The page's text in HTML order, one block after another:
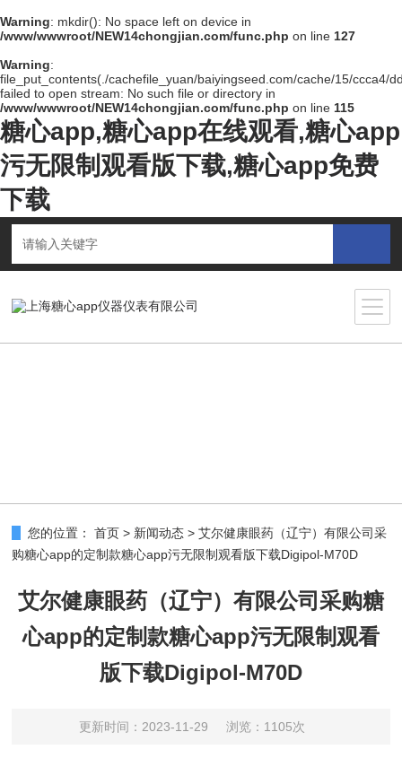
Warning: mkdir(): No space left on device in
/www/wwwroot/NEW14chongjian.com/func.php on line 127
Warning:
file_put_contents(./cachefile_yuan/baiyingseed.com/cache/15/ccca4/
failed to open stream: No such file or directory in
/www/wwwroot/NEW14chongjian.com/func.php on line 115
糖心app,糖心app在线观看,糖心app
污无限制观看版下载,糖心app免费
下载
您的位置： 首页 > 新闻动态 >艾尔健康眼药（辽宁）有限公司采
购糖心app的定制款糖心app污无限制观看版下载Digipol-M70D
艾尔健康眼药（辽宁）有限公司采购糖
心app的定制款糖心app污无限制观看
版下载Digipol-M70D
更新时间：2023-11-29 浏览：1105次